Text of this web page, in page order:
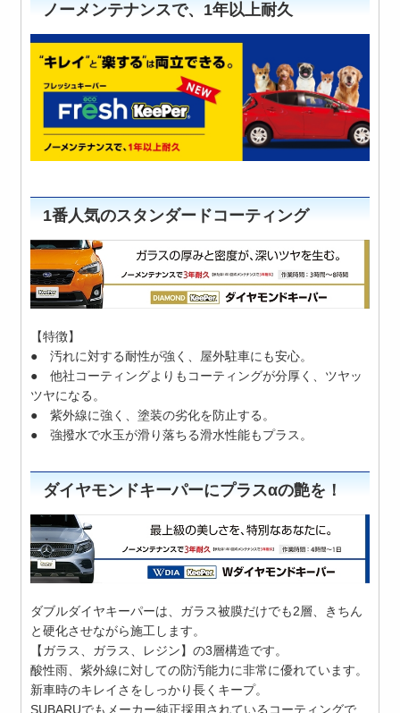
ノーメンテナンスで、1年以上耐久
1番人気のスタンダードコーティング
【特徴】
● 汚れに対する耐性が強く、屋外駐車にも安心。
● 他社コーティングよりもコーティングが分厚く、ツヤッ
ツヤになる。
● 紫外線に強く、塗装の劣化を防止する。
● 強撥水で水玉が滑り落ちる滑水性能もプラス。
ダイヤモンドキーパーにプラスαの艶を！
ダブルダイヤキーパーは、ガラス被膜だけでも2層、きちん
と硬化させながら施工します。
【ガラス、ガラス、レジン】の3層構造です。
酸性雨、紫外線に対しての防汚能力に非常に優れています。
新車時のキレイさをしっかり長くキープ。
SUBARUでもメーカー純正採用されているコーティングで